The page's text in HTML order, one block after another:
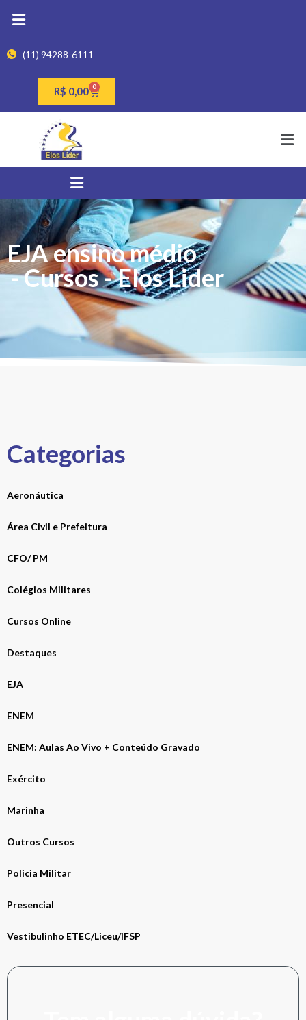
(11) 94288-6111
R$ 0,00 0
EJA ensino médio
- Cursos - Elos Lider
Categorias
Aeronáutica
Área Civil e Prefeitura
CFO/ PM
Colégios Militares
Cursos Online
Destaques
EJA
ENEM
ENEM: Aulas Ao Vivo + Conteúdo Gravado
Exército
Marinha
Outros Cursos
Policia Militar
Presencial
Vestibulinho ETEC/Liceu/IFSP